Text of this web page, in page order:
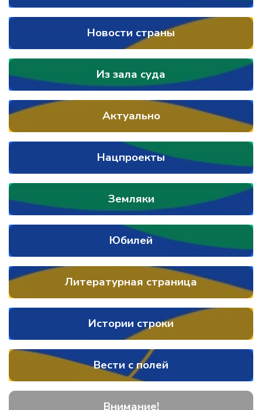
Новости страны
Из зала суда
Актуально
Нацпроекты
Земляки
Юбилей
Литературная страница
Истории строки
Вести с полей
Внимание!